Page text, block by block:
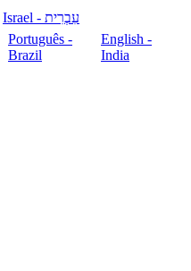
עִבְרִית - Israel
Português -
Brazil
English -
India